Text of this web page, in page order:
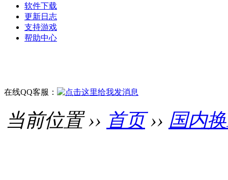
软件下载
更新日志
支持游戏
帮助中心
在线QQ客服：
当前位置 ›› 首页›› 国内